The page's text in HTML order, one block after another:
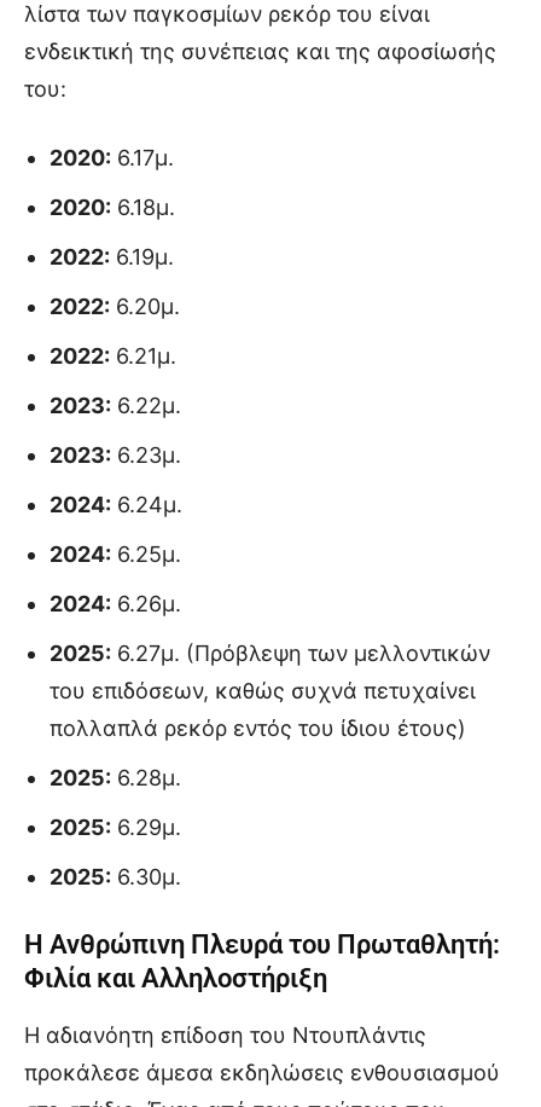
λίστα των παγκοσμίων ρεκόρ του είναι
ενδεικτική της συνέπειας και της αφοσίωσής
του:
2020: 6.17μ.
2020: 6.18μ.
2022: 6.19μ.
2022: 6.20μ.
2022: 6.21μ.
2023: 6.22μ.
2023: 6.23μ.
2024: 6.24μ.
2024: 6.25μ.
2024: 6.26μ.
2025: 6.27μ. (Πρόβλεψη των μελλοντικών
του επιδόσεων, καθώς συχνά πετυχαίνει
πολλαπλά ρεκόρ εντός του ίδιου έτους)
2025: 6.28μ.
2025: 6.29μ.
2025: 6.30μ.
Η Ανθρώπινη Πλευρά του Πρωταθλητή:
Φιλία και Αλληλοστήριξη
Η αδιανόητη επίδοση του Ντουπλάντις
προκάλεσε άμεσα εκδηλώσεις ενθουσιασμού